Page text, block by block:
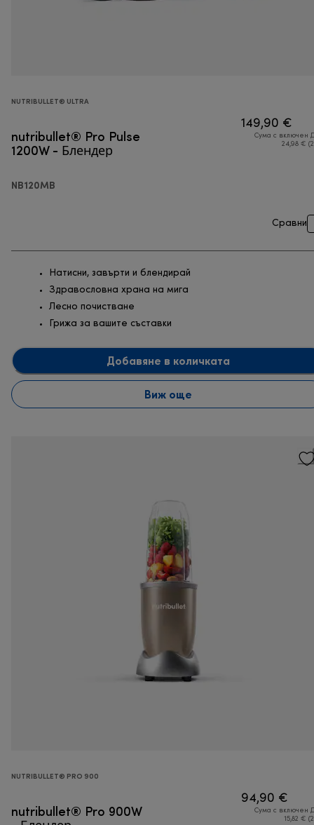
NUTRIBULLET® ULTRA
nutribullet® Pro Pulse
1200W - Блендер
NB120MB
149,90 €
Сума с включен
24,98 €
Сравни
Натисни, завърти и блендирай
Здравословна храна на мига
Лесно почистване
Грижа за вашите съставки
Добавяне в количката
Виж още
NUTRIBULLET® PRO 900
nutribullet® Pro 900W
94,90 €
Сума с включен
15,82 €